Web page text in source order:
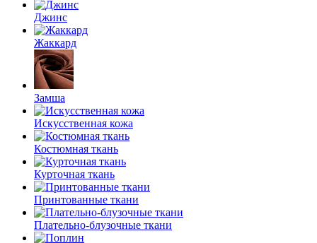
Джинс
Жаккард
Замша
Искусственная кожа
Костюмная ткань
Курточная ткань
Принтованные ткани
Плательно-блузочные ткани